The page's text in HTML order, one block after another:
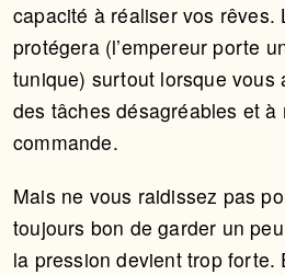
capacité à réaliser vos rêves.
protégera (l’empereur porte
tunique) surtout lorsque vous
des tâches désagréables et à
commande.
Mais ne vous raidissez pas
toujours bon de garder un
la pression devient trop forte.